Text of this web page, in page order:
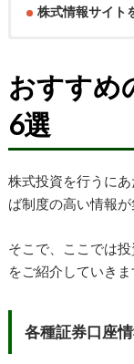
株式情報サイト
おすすめ
6選
株式投資を行うに
ば制度の高い情報
そこで、ここでは
をご紹介していきま
各種証券口座